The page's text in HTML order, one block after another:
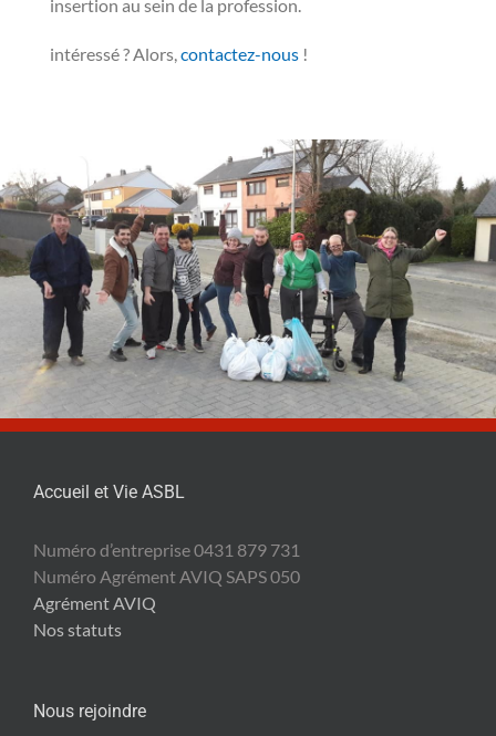
insertion au sein de la profession.
intéressé ? Alors,contactez-nous!
Accueil et Vie ASBL
Numéro d’entreprise 0431 879 731
Numéro Agrément AVIQ SAPS 050
Agrément AVIQ
Nos statuts
Nous rejoindre